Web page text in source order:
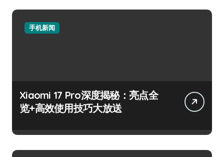
手机新闻
Xiaomi 17 Pro深度揭秘：亮点全
览+高效使用技巧大放送